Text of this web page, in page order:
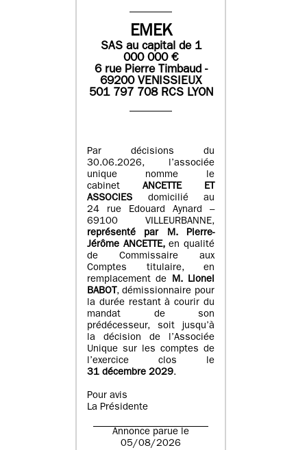
EMEK
SASau capital de 1
000 000€
6 rue Pierre Timbaud -
69200 VENISSIEUX
501 797 708 RCS LYON
Par décisions du
30.06.2026, l’associée
unique nomme le
cabinet ANCETTE ET
ASSOCIES
domicilié au
24 rue Edouard Aynard –
69100 VILLEURBANNE,
représenté par M.Pierre-
Jérôme ANCETTE, en qualité
de Commissaire aux
Comptes titulaire, en
remplacement de M.Lionel
BABOT , démissionnaire pour
la durée restant à courir du
mandat de son
prédécesseur, soit jusqu’à
la décision de l’Associée
Unique sur les comptes de
l’exercice clos le
31 décembre 2029.
Pour avis
La Présidente
Annonce parue le
05/08/2026